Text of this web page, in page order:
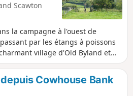
Scawton
la campagne à l'ouest de
par les étangs à poissons
village d'Old Byland et
Caydale Mill et la vallée qui
une vue imprenable sur
Cowhouse Bank